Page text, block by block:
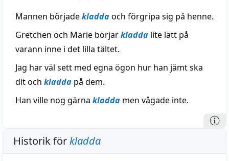
Mannen börjadekladdaoch förgripa sig på henne.
Gretchen och Marie börjarkladda lite lätt på
varann inne i det lilla tältet.
Jag har väl sett med egna ögon hur han jämt ska
dit och kladda på dem.
Han ville nog gärna kladda men vågade inte.
Historik förkladda